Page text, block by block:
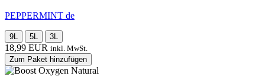
PEPPERMINT de
9L 5L 3L
18,99 EUR inkl. MwSt.
Zum Paket hinzufügen